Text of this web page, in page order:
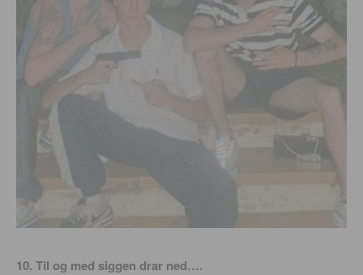
10. Til og med siggen drar ned….